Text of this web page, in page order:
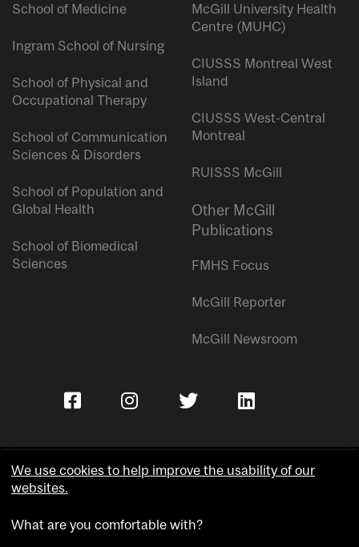
School of Medicine
Ingram School of Nursing
School of Physical and
Occupational Therapy
School of Communication
Sciences & Disorders
School of Population and
Global Health
School of Biomedical
Sciences
McGill University Health
Centre (MUHC)
CIUSSS Montreal West
Island
CIUSSS West-Central
Montreal
RUISSS McGill
Other McGill
Publications
FMHS Focus
McGill Reporter
McGill Newsroom
Accessibility
We use cookies to help improve the usability of our
websites.
What are you comfortable with?